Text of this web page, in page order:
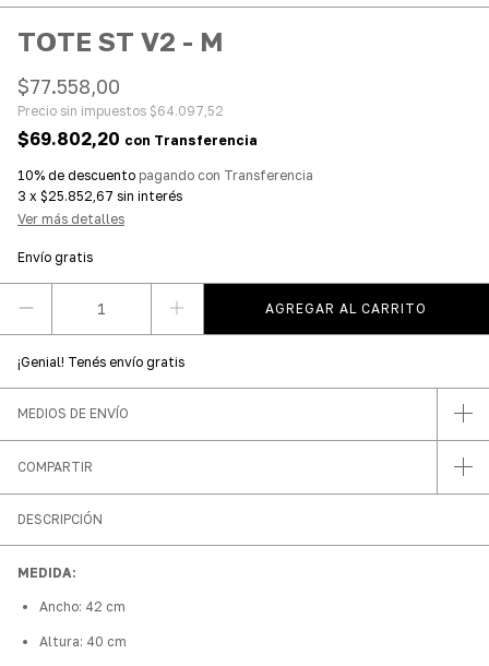
TOTE ST V2 - M
$77.558,00
Precio sin impuestos $64.097,52
$69.802,20 con Transferencia
10% de descuento pagando con Transferencia
3 x $25.852,67 sin interés
Ver más detalles
Envío gratis
¡Genial! Tenés envío gratis
MEDIOS DE ENVÍO
COMPARTIR
DESCRIPCIÓN
MEDIDA:
Ancho: 42 cm
Altura: 40 cm